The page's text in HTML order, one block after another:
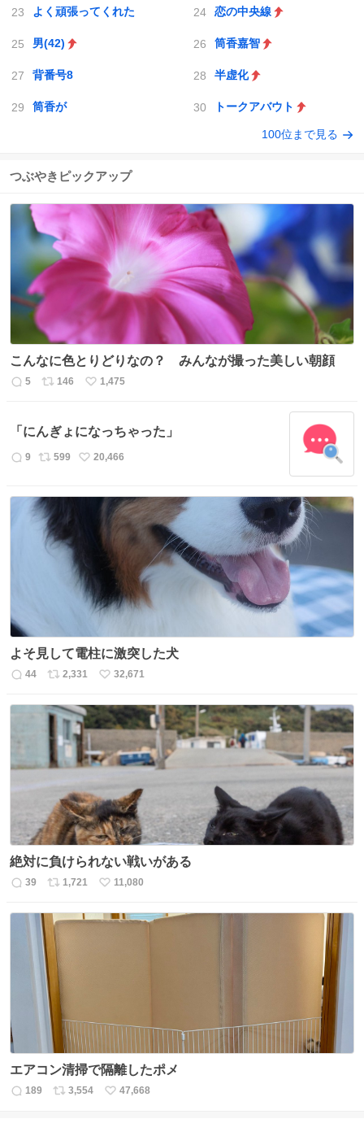
よく頑張ってくれた 恋の中央線
男(42) 筒香嘉智
背番号8 半虚化
筒香が トークアバウト
100位まで見る
つぶやきピックアップ
こんなに色とりどりなの？ みんなが撮った美しい朝顔
返
数
5
リ
ス
ト
数
146
い
ね
数
1,475
「にんぎょになっちゃった」
返
数
9
リ
ス
ト
数
599
い
ね
20,466
よそ見して電柱に激突した犬
返
数
44
リ
ス
ト
数
2,331
い
ね
数
32,671
絶対に負けられない戦いがある
返
39
リ
ス
ト
数
1,721
い
ね
11,080
エアコン清掃で隔離したポメ
返
189
リ
3,554
い
47,668